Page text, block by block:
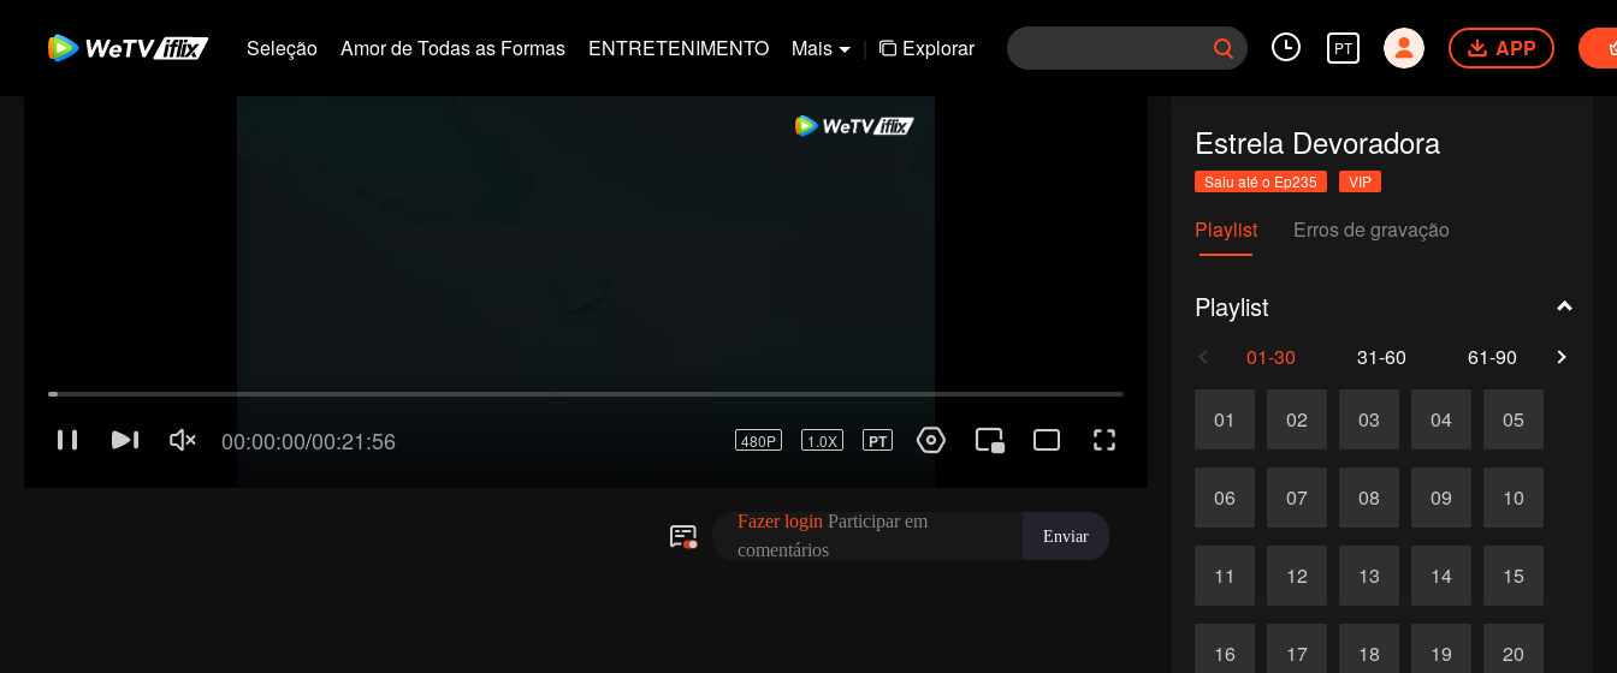
Seleção Amor de Todas as Formas ENTRETENIMENTO Mais | Explorar PT APP
Estrela Devoradora
Saiu até o Ep235 VIP
Playlist Erros de gravação
Playlist
01-30 31-60 61-90
01 02 03 04 05
06 07 08 09 10
11 12 13 14 15
16 17 18 19 20